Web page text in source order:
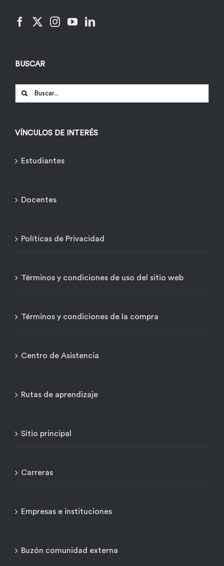
BUSCAR
Buscar:
VÍNCULOS DE INTERÉS
Estudiantes
Docentes
Políticas de Privacidad
Términos y condiciones de uso del sitio web
Términos y condiciones de la compra
Centro de Asistencia
Rutas de aprendizaje
Sitio principal
Carreras
Empresas e instituciones
Buzón comunidad externa